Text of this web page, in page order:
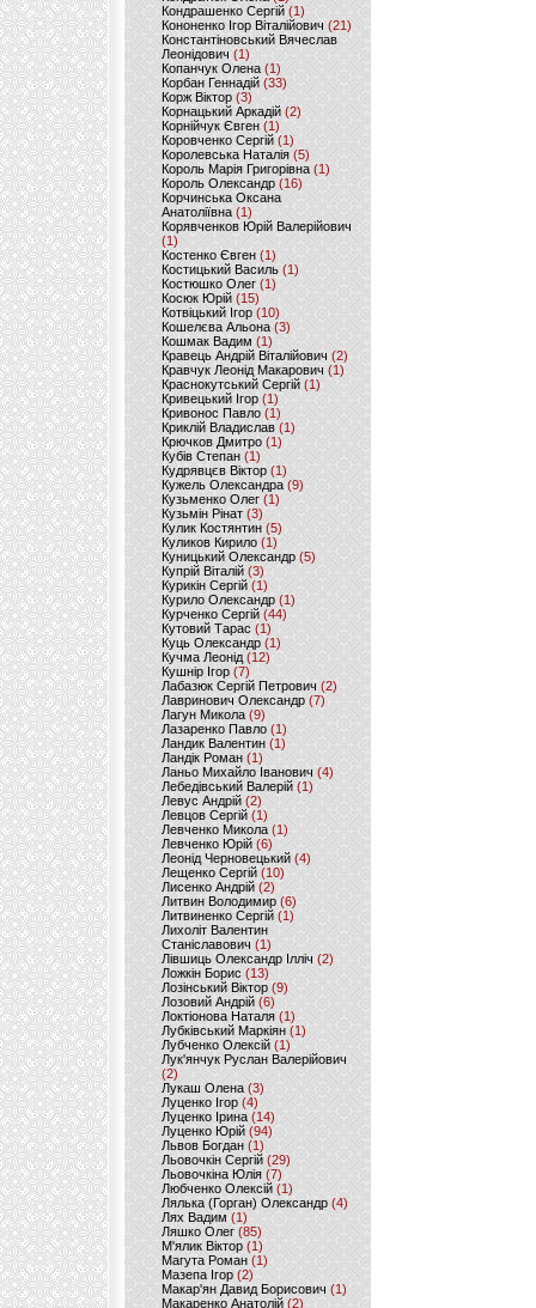
Кондрашенко Сергій (1)
Кононенко Ігор Віталійович (21)
Константіновський Вячеслав
Леонідович (1)
Копанчук Олена (1)
Корбан Геннадій (33)
Корж Віктор (3)
Корнацький Аркадій (2)
Корнійчук Євген (1)
Коровченко Сергій (1)
Королевська Наталія(5)
Король Марія Григорівна (1)
Король Олександр (16)
Корчинська Оксана
Анатоліївна (1)
Корявченков Юрій Валерійович
(1)
Костенко Євген (1)
Костицький Василь (1)
Костюшко Олег (1)
Косюк Юрій (15)
Котвіцький Ігор (10)
Кошелєва Альона(3)
Кошмак Вадим (1)
Кравець Андрій Віталійович (2)
Кравчук Леонід Макарович (1)
Краснокутський Сергій (1)
Кривецький Ігор (1)
Кривонос Павло (1)
Криклій Владислав (1)
Крючков Дмитро(1)
Кубів Степан(1)
Кудрявцєв Віктор (1)
Кужель Олександра (9)
Кузьменко Олег (1)
Кузьмін Рінат(3)
Кулик Костянтин(5)
Куликов Кирило (1)
Куницький Олександр (5)
Купрій Віталій (3)
Курикін Сергій(1)
Курило Олександр (1)
Курченко Сергій (44)
Кутовий Тарас (1)
Куць Олександр (1)
Кучма Леонід (12)
Кушнір Ігор(7)
Лабазюк Сергій Петрович (2)
Лавринович Олександр(7)
Лагун Микола(9)
Лазаренко Павло (1)
Ландик Валентин (1)
Ландік Роман (1)
Ланьо Михайло Іванович(4)
Лебедівський Валерій(1)
Левус Андрій(2)
Левцов Сергій (1)
Левченко Микола (1)
Левченко Юрій (6)
Леонід Черновецький (4)
Лещенко Сергій (10)
Лисенко Андрій (2)
Литвин Володимир (6)
Литвиненко Сергій (1)
Лихоліт Валентин
Станіславович (1)
Лівшиць Олександр Ілліч (2)
Ложкін Борис(13)
Лозінський Віктор(9)
Лозовий Андрій (6)
Локтіонова Наталя (1)
Лубківський Маркіян(1)
Лубченко Олексій (1)
Лук'янчук Руслан Валерійович
(2)
Лукаш Олена (3)
Луценко Ігор (4)
Луценко Ірина (14)
Луценко Юрій (94)
Львов Богдан (1)
Льовочкін Сергій (29)
Льовочкіна Юлія(7)
Любченко Олексій(1)
Лялька (Горган) Олександр(4)
Лях Вадим (1)
Ляшко Олег (85)
М'ялик Віктор(1)
Магута Роман(1)
Мазепа Ігор (2)
Макар'ян Давид Борисович(1)
Макаренко Анатолій (2)